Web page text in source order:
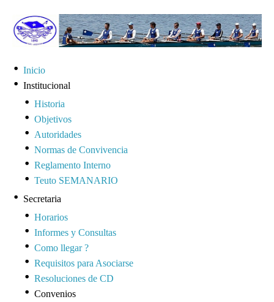
Inicio
Institucional
Historia
Objetivos
Autoridades
Normas de Convivencia
Reglamento Interno
Teuto SEMANARIO
Secretaria
Horarios
Informes y Consultas
Como llegar ?
Requisitos para Asociarse
Resoluciones de CD
Convenios